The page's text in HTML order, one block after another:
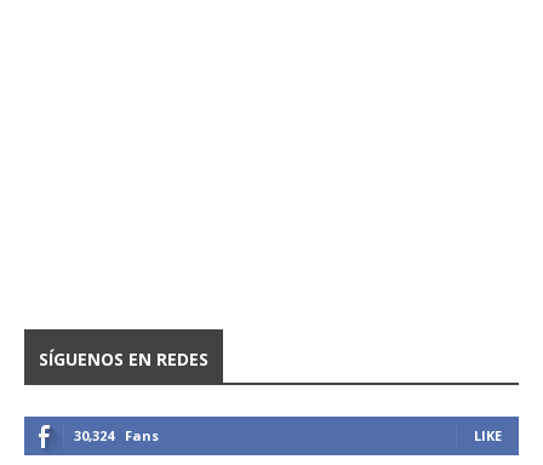
SÍGUENOS EN REDES
30,324 Fans LIKE